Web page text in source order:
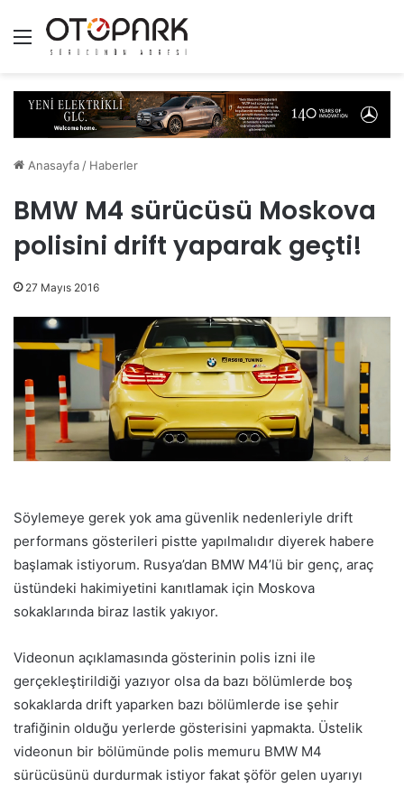
Menü
Anasayfa / Haberler
BMW M4 sürücüsü Moskova
polisini drift yaparak geçti!
27 Mayıs 2016
Söylemeye gerek yok ama güvenlik nedenleriyle drift
performans gösterileri pistte yapılmalıdır diyerek habere
başlamak istiyorum. Rusya’dan BMW M4’lü bir genç, araç
üstündeki hakimiyetini kanıtlamak için Moskova
sokaklarında biraz lastik yakıyor.
Videonun açıklamasında gösterinin polis izni ile
gerçekleştirildiği yazıyor olsa da bazı bölümlerde boş
sokaklarda drift yaparken bazı bölümlerde ise şehir
trafiğinin olduğu yerlerde gösterisini yapmakta. Üstelik
videonun bir bölümünde polis memuru BMW M4
sürücüsünü durdurmak istiyor fakat şöför gelen uyarıyı